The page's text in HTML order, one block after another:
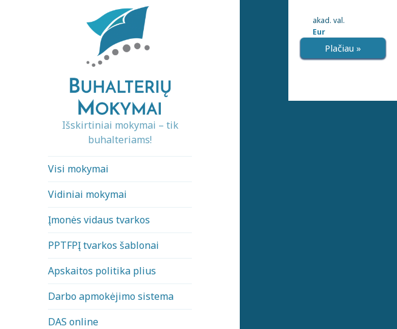
Išskirtiniai mokymai – tik
buhalteriams!
Visi mokymai
Vidiniai mokymai
Įmonės vidaus tvarkos
PPTFPĮ tvarkos šablonai
Apskaitos politika plius
Darbo apmokėjimo sistema
DAS online
akad. val.
Eur
Plačiau »